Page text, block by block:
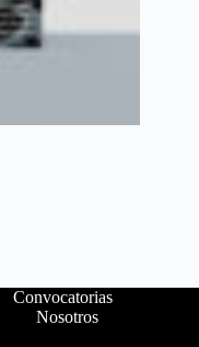
Convocatorias
Nosotros